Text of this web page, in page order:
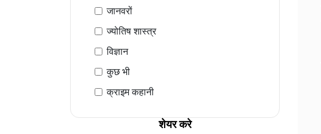
जानवरों
ज्योतिष शास्त्र
विज्ञान
कुछ भी
क्राइम कहानी
शेयर करे